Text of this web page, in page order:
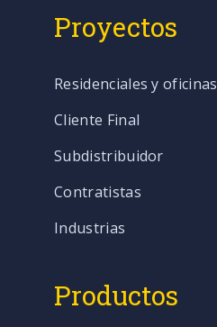
Proyectos
Residenciales y oficinas
Cliente Final
Subdistribuidor
Contratistas
Industrias
Productos